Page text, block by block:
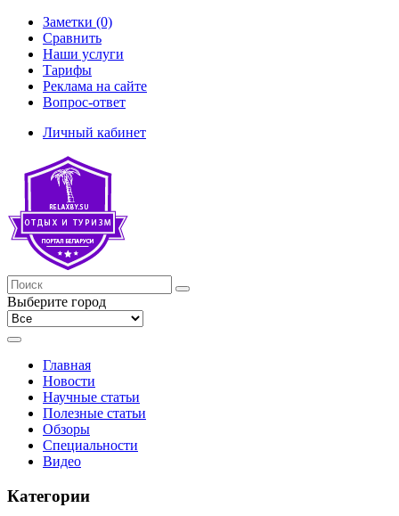
Заметки (0)
Сравнить
Наши услуги
Тарифы
Реклама на сайте
Вопрос-ответ
Личный кабинет
Выберите город
Главная
Новости
Научные статьи
Полезные статьи
Обзоры
Специальности
Видео
Категории